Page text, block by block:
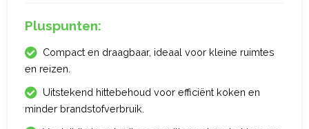
Pluspunten:
Compact en draagbaar, ideaal voor kleine ruimtes
en reizen.
Uitstekend hittebehoud voor efficiënt koken en
minder brandstofverbruik.